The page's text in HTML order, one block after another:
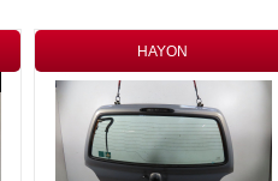
HAYON